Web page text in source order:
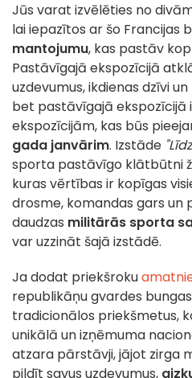
Jūs varat izvēlēties no
lai iepazītos ar šo Francijas
mantojumu, kas pastāv
Pastāvīgajā ekspozīcijā
uzdevumus, ikdienas dzīvi
bet pastāvīgajā ekspozīcijā
ekspozīcijām, kas būs
gada janvārim. Izstāde
sporta pastāvīgo klātbūtni
kuras vērtības ir kopīgas
drosme, komandas gars un
daudzas militārās sporta
var uzzināt šajā izstādē.
Ja dodat priekšroku
republikāņu gvardes
tradicionālos priekšmetus,
unikālā un izņēmuma
atzara pārstāvji, jājot zirga
pildīt savus uzdevumus,